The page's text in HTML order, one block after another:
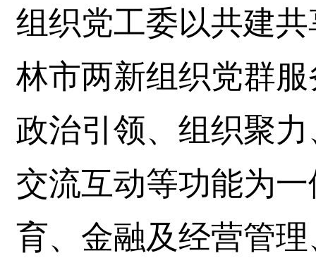
组织党工委以共建
林市两新组织党群
政治引领、组织聚
交流互动等功能为
育、金融及经营管